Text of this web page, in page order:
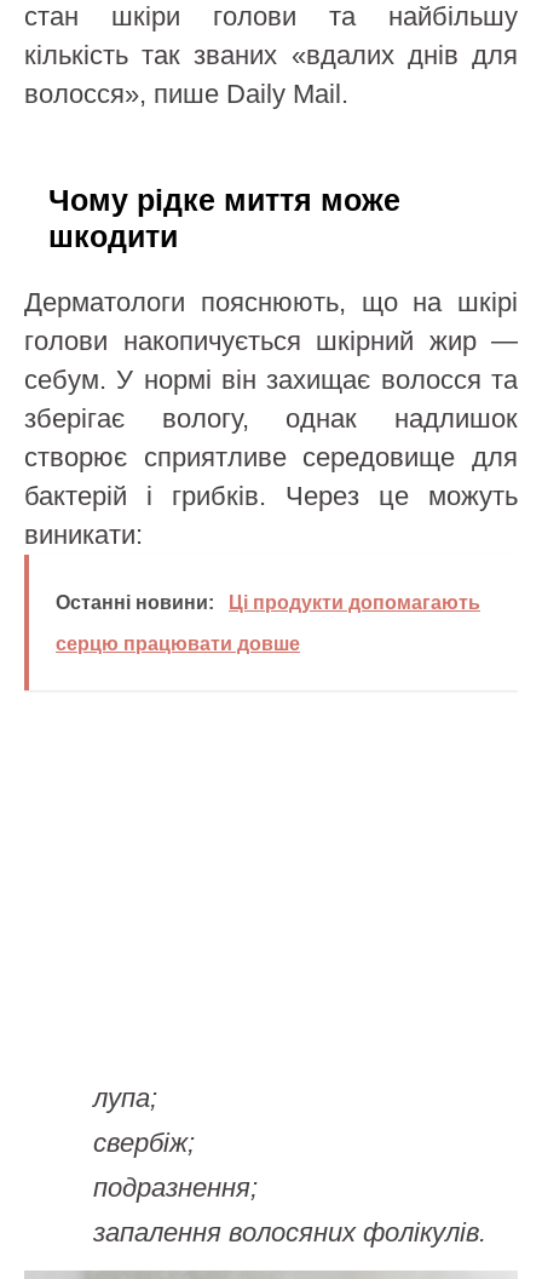
стан шкіри голови та найбільшу
кількість так званих «вдалих днів для
волосся», пише Daily Mail.
Чому рідке миття може
шкодити
Дерматологи пояснюють, що на шкірі
голови накопичується шкірний жир —
себум. У нормі він захищає волосся та
зберігає вологу, однак надлишок
створює сприятливе середовище для
бактерій і грибків. Через це можуть
виникати:
Останні новини:
Ці продукти допомагають
серцю працювати довше
лупа;
свербіж;
подразнення;
запалення волосяних фолікулів.